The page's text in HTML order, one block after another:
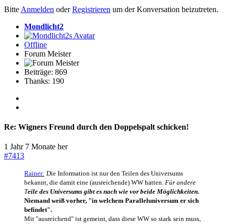
Bitte Anmelden oderRegistrieren um der Konversation beizutreten.
Mondlicht2
Offline
Forum Meister
Beiträge: 869
Thanks: 190
Re: Wigners Freund durch den Doppelspalt schicken!
1 Jahr 7 Monate her
#7413
Rainer: Die Information ist nur den Teilen des Universums
bekannt, die damit eine (ausreichende) WW hatten. Für andere
Teile des Universums gibt es nach wie vor beide Möglichkeiten.
Niemand weiß vorher, "in welchem Paralleluniversum er sich
befindet".
Mit "ausreichend" ist gemeint, dass diese WW so stark sein muss,